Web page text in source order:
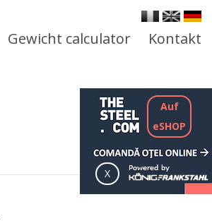
Gewicht calculator Kontakt
Auf
eSHOP